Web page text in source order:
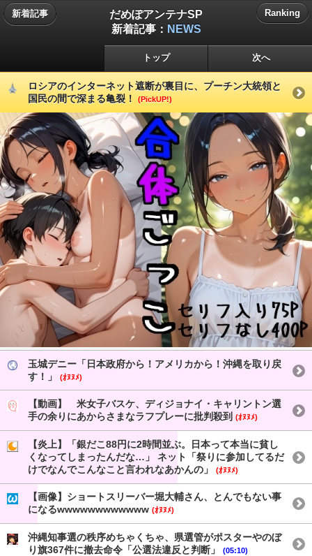
新着記事
だめぽアンテナSP
新着記事： NEWS
Ranking
トップ 次へ
ロシアのインターネット遮断が裏目に、プーチン大統領と
国民の間で深まる亀裂！
(PickUP!)
玉城デニー「日本政府から！アメリカから！沖縄を取り戻
す！」
(ｵﾇﾇﾒ)
【動画】 米女子バスケ、ディジョナイ・キャリントン選
手の余りにあからさまなラフプレーに批判殺到 (ｵﾇﾇﾒ)
【炎上】「銀だこ88円に2時間並ぶ。日本って本当に貧し
くなってしまったんだな…」 ネット「祭りに参加してるだ
けでなんでこんなこと言われなあかんの」
(ｵﾇﾇﾒ)
【画像】ショートスリーバー堀大輔さん、とんでもない事
になるwwwwwwwwwwww (ｵﾇﾇﾒ)
沖縄知事選の秩序めちゃくちゃ、県選管がポスターやのぼ
り旗367件に撤去命令「公選法違反と判断」
(05:10)